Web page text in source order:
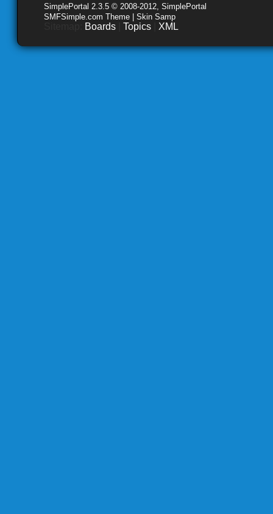
SimplePortal 2.3.5 © 2008-2012, SimplePortal
SMFSimple.com Theme | Skin Samp
Boards Topics XML